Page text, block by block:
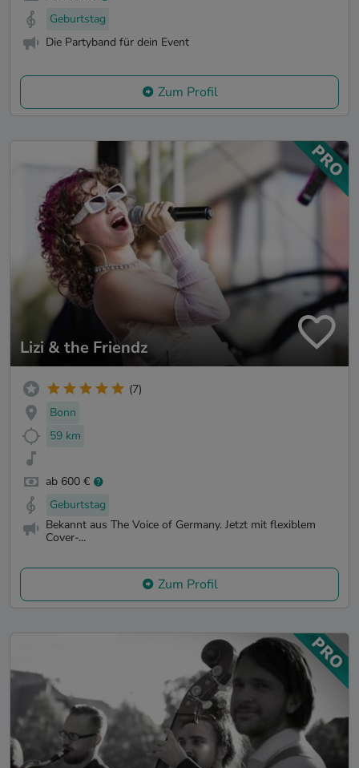
Geburtstag
Die Partyband für dein Event
Zum Profil
Lizi & the Friendz
(7)
Bonn
59 km
ab 600 €
Geburtstag
Bekannt aus The Voice of Germany. Jetzt mit flexiblem
Cover-...
Zum Profil